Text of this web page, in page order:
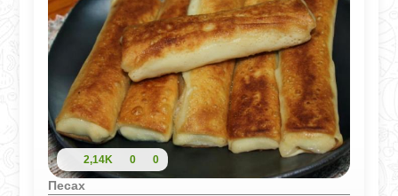
2,14K 0 0
Песах